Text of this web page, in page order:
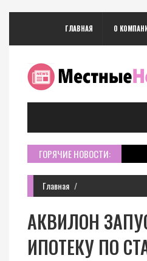
ГЛАВНАЯ О
ГОРЯЧИЕ НОВОСТИ:
Главная
АКВИЛОН
ИПОТЕКУ ПО